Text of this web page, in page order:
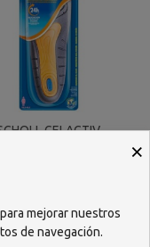
GELACTIV
AÑADIR
×
mejorar nuestros
de navegación.